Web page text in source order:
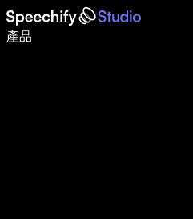
產品
使用語音輸入，寫作速度提升 5 倍